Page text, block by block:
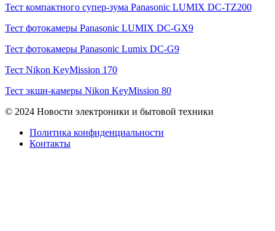
Тест компактного супер-зума Panasonic LUMIX DC-TZ200
Тест фотокамеры Panasonic LUMIX DC-GX9
Тест фотокамеры Panasonic Lumix DC-G9
Тест Nikon KeyMission 170
Тест экшн-камеры Nikon KeyMission 80
© 2024 Новости электроники и бытовой техники
Политика конфиденциальности
Контакты